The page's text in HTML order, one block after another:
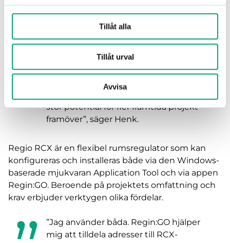
Tillåt alla
Tillåt urval
Avvisa
Hittills har Henk och Burg Installatietechniek
använt Regio RCX i fem olika fastighetsprojekt,
bland annat i flera sportanläggningar och
kontorsbyggnader, med integration mot building
management systemet Arrigo.
”Regio RCX ser ut att bli vår nya standard
stor potential för fler framtida projekt
framöver”, säger Henk.
Regio RCX är en flexibel rumsregulator som kan
konfigureras och installeras både via den Windows-
baserade mjukvaran Application Tool och via appen
Regin:GO. Beroende på projektets omfattning och
krav erbjuder verktygen olika fördelar.
”Jag använder båda. Regin:GO hjälper
mig att tilldela adresser till RCX-